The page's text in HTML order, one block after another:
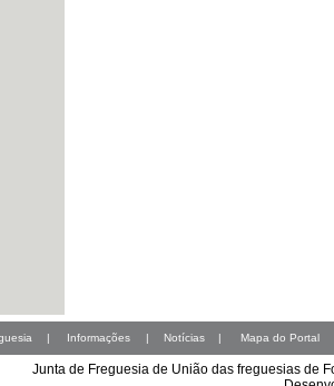
| Informações | Notícias | Mapa do Portal
Junta de Freguesia de União das freguesias de